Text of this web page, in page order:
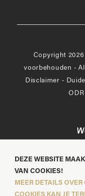
Copyright
voorbehouden -
Disclaimer -
DEZE WEBSITE
VAN COOKIES!
MEER DETAILS OVER